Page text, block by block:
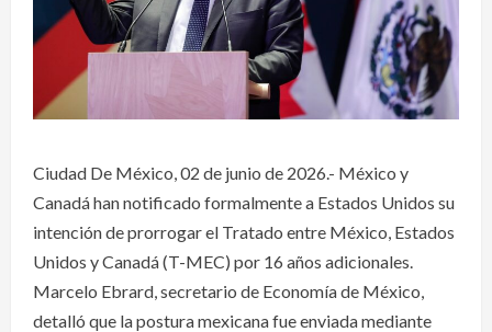
Ciudad De México, 02 de junio de 2026.- México y
Canadá han notificado formalmente a Estados Unidos su
intención de prorrogar el Tratado entre México, Estados
Unidos y Canadá (T-MEC) por 16 años adicionales.
Marcelo Ebrard, secretario de Economía de México,
detalló que la postura mexicana fue enviada mediante